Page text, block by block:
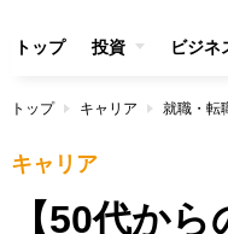
トップ 投資 ビジネ
トップ キャリア 就職・転
キャリア
【50代か